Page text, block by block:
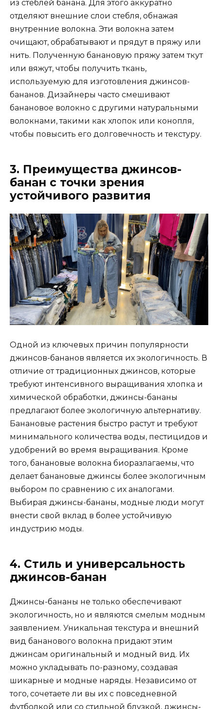
из стеблей банана. Для этого аккуратно
отделяют внешние слои стебля, обнажая
внутренние волокна. Эти волокна затем
очищают, обрабатывают и прядут в пряжу или
нить. Полученную банановую пряжу затем ткут
или вяжут, чтобы получить ткань,
используемую для изготовления джинсов-
бананов. Дизайнеры часто смешивают
банановое волокно с другими натуральными
волокнами, такими как хлопок или конопля,
чтобы повысить его долговечность и текстуру.
3. Преимущества джинсов-
банан с точки зрения
устойчивого развития
Одной из ключевых причин популярности
джинсов-бананов является их экологичность. В
отличие от традиционных джинсов, которые
требуют интенсивного выращивания хлопка и
химической обработки, джинсы-бананы
предлагают более экологичную альтернативу.
Банановые растения быстро растут и требуют
минимального количества воды, пестицидов и
удобрений во время выращивания. Кроме
того, банановые волокна биоразлагаемы, что
делает банановые джинсы более экологичным
выбором по сравнению с их аналогами.
Выбирая джинсы-бананы, модные люди могут
внести свой вклад в более устойчивую
индустрию моды.
4. Стиль и универсальность
джинсов-банан
Джинсы-бананы не только обеспечивают
экологичность, но и являются смелым модным
заявлением. Уникальная текстура и внешний
вид бананового волокна придают этим
джинсам оригинальный и модный вид. Их
можно укладывать по-разному, создавая
шикарные и модные наряды. Независимо от
того, сочетаете ли вы их с повседневной
футболкой или со стильной блузкой, джинсы-